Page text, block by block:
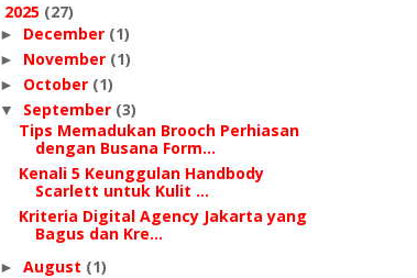
2025 (27)
► December (1)
► November (1)
► October (1)
▼ September (3)
Tips Memadukan Brooch Perhiasan
dengan Busana Form...
Kenali 5 Keunggulan Handbody
Scarlett untuk Kulit ...
Kriteria Digital Agency Jakarta yang
Bagus dan Kre...
► August (1)